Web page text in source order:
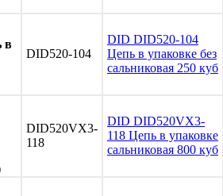
в
DID520-104
DID DID520-104
Цепь в упаковке без
сальниковая 250 куб
DID520VX3-
118
DID DID520VX3-
118 Цепь в упаковке
сальниковая 800 куб